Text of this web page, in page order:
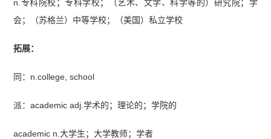
6）】 【2026考研英语（二）真题及解析】
二小作文十大类型写作模板】
n.专科院校；专科学校；（艺术、文学、科学等的）研究院；学
会；（苏格兰）中等学校；（美国）私立学校
拓展：
同：n.college, school
派：academic adj.学术的；理论的；学院的
academic n.大学生；大学教师；学者